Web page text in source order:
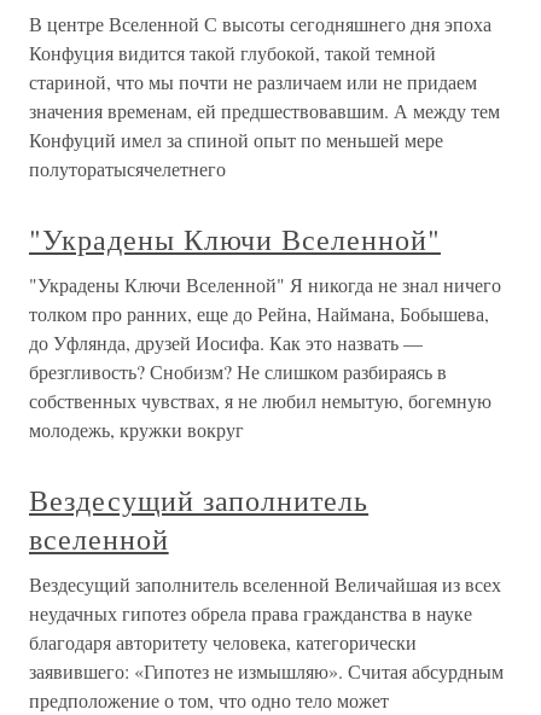
В центре Вселенной С высоты сегодняшнего дня эпоха
Конфуция видится такой глубокой, такой темной
стариной, что мы почти не различаем или не придаем
значения временам, ей предшествовавшим. А между тем
Конфуций имел за спиной опыт по меньшей мере
полуторатысячелетнего
"Украдены Ключи Вселенной"
"Украдены Ключи Вселенной" Я никогда не знал ничего
толком про ранних, еще до Рейна, Наймана, Бобышева,
до Уфлянда, друзей Иосифа. Как это назвать —
брезгливость? Снобизм? Не слишком разбираясь в
собственных чувствах, я не любил немытую, богемную
молодежь, кружки вокруг
Вездесущий заполнитель
вселенной
Вездесущий заполнитель вселенной Величайшая из всех
неудачных гипотез обрела права гражданства в науке
благодаря авторитету человека, категорически
заявившего: «Гипотез не измышляю». Считая абсурдным
предположение о том, что одно тело может